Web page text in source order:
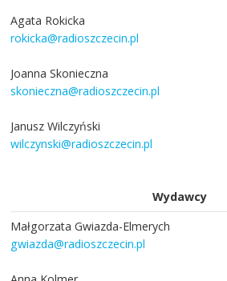
Agata Rokicka
rokicka@radioszczecin.pl
Joanna Skonieczna
skonieczna@radioszczecin.pl
Janusz Wilczyński
wilczynski@radioszczecin.pl
Wydawcy
Małgorzata Gwiazda-Elmerych
gwiazda@radioszczecin.pl